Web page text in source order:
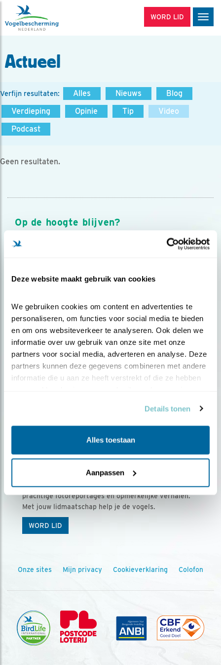
Deze website maakt gebruik van cookies
We gebruiken cookies om content en advertenties te
personaliseren, om functies voor social media te bieden
en om ons websiteverkeer te analyseren. Ook delen we
informatie over uw gebruik van onze site met onze
partners voor social media, adverteren en analyse. Deze
partners kunnen deze gegevens combineren met andere
informatie die u aan ze heeft verstrekt of die ze hebben
Details tonen
Alles toestaan
Aanpassen
WORD LID
Actueel
Verfijn resultaten: Alles Nieuws
Blog
Verdieping
Opinie Tip
Video
Podcast
Geen resultaten.
Op de hoogte blijven?
Meld je aan en ontvang nieuws, inspiratie, acties en tips
over vogels en activiteiten van Vogelbescherming.
Ontvang 5 x Vogels voor € 36,00 per jaar
Vogels is het tijdschrift voor onze leden, met
prachtige fotoreportages en opmerkelijke verhalen.
Met jouw lidmaatschap help je de vogels.
WORD LID
Onze sites Mijn privacy Cookieverklaring Colofon